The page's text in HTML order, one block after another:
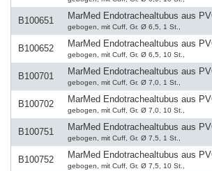
B100651 MarMed Endotrachealtubus aus
gebogen, mit Cuff, Gr. Ø 6,5, 1 St.,
B100652 MarMed Endotrachealtubus aus
gebogen, mit Cuff, Gr. Ø 6,5, 10 St.,
B100701 MarMed Endotrachealtubus aus
gebogen, mit Cuff, Gr. Ø 7,0, 1 St.,
B100702 MarMed Endotrachealtubus aus
gebogen, mit Cuff, Gr. Ø 7,0, 10 St.,
B100751 MarMed Endotrachealtubus aus
gebogen, mit Cuff, Gr. Ø 7,5, 1 St.,
B100752 MarMed Endotrachealtubus aus
gebogen, mit Cuff, Gr. Ø 7,5, 10 St.,